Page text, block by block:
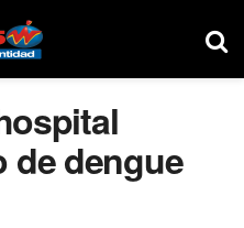
de dengue